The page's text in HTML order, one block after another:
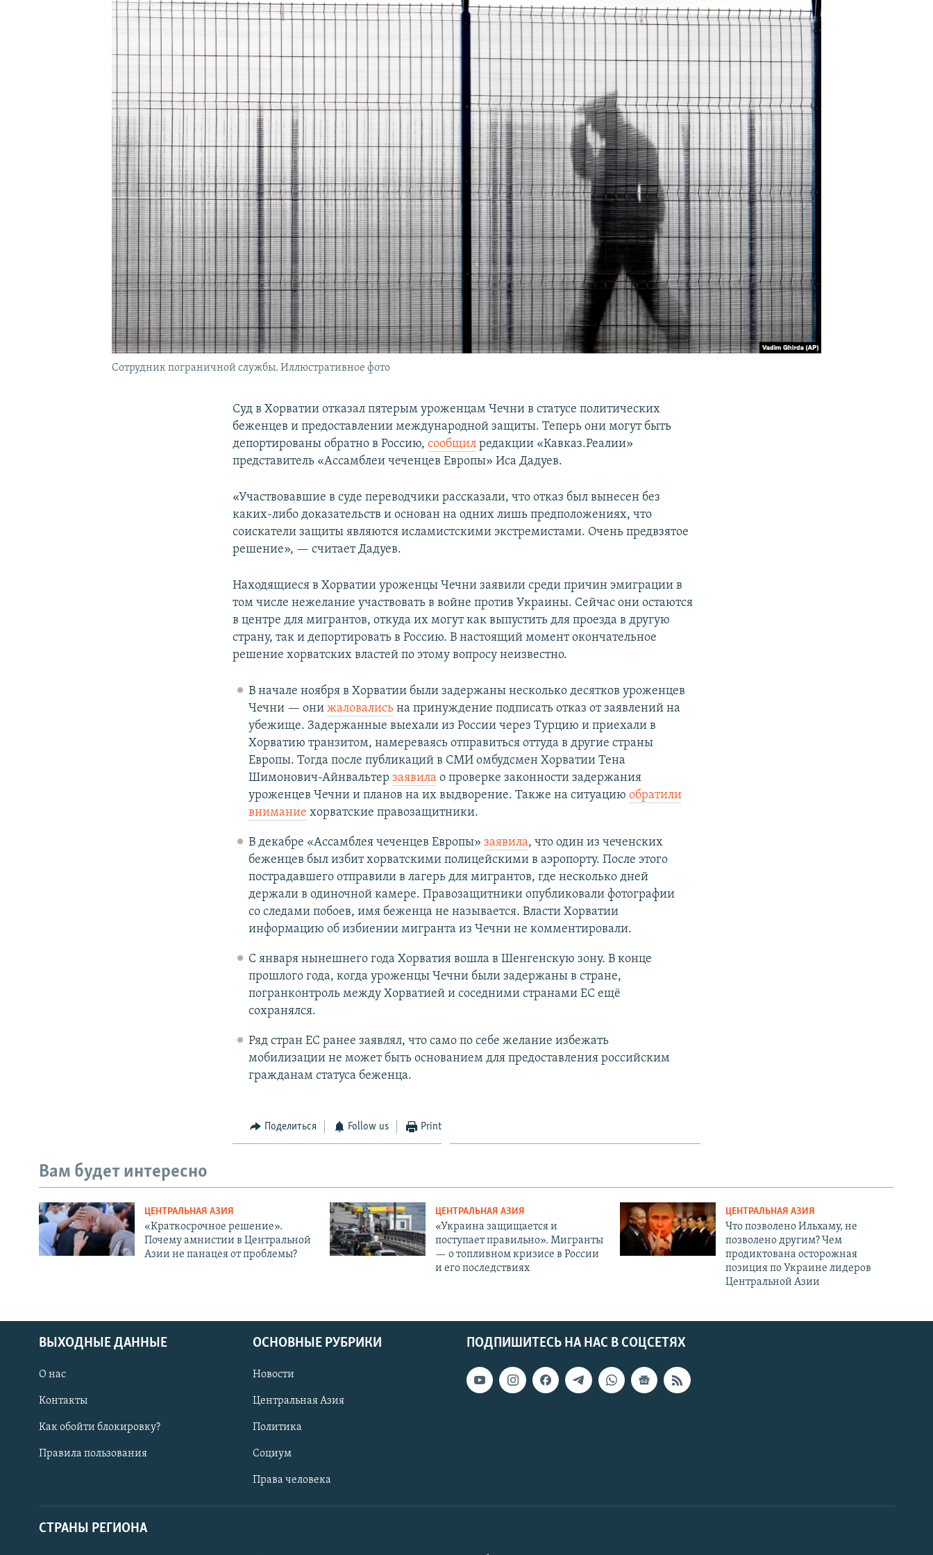
Сотрудник пограничной службы. Иллюстративное фото
Суд в Хорватии отказал пятерым уроженцам Чечни в статусе политических
беженцев и предоставлении международной защиты. Теперь они могут быть
депортированы обратно в Россию,сообщил редакции «Кавказ.Реалии»
представитель «Ассамблеи чеченцев Европы» Иса Дадуев.
«Участвовавшие в суде переводчики рассказали, что отказ был вынесен без
каких-либо доказательств и основан на одних лишь предположениях, что
соискатели защиты являются исламистскими экстремистами. Очень предвзятое
решение», — считает Дадуев.
Находящиеся в Хорватии уроженцы Чечни заявили среди причин эмиграции в
том числе нежелание участвовать в войне против Украины. Сейчас они остаются
в центре для мигрантов, откуда их могут как выпустить для проезда в другую
страну, так и депортировать в Россию. В настоящий момент окончательное
решение хорватских властей по этому вопросу неизвестно.
В начале ноября в Хорватии были задержаны несколько десятков уроженцев
Чечни — они жаловалисьна принуждение подписать отказ от заявлений на
убежище. Задержанные выехали из России через Турцию и приехали в
Хорватию транзитом, намереваясь отправиться оттуда в другие страны
Европы. Тогда после публикаций в СМИ омбудсмен Хорватии Тена
Шимонович-Айнвальтер заявила о проверке законности задержания
уроженцев Чечни и планов на их выдворение. Также на ситуацию обратили
внимание хорватские правозащитники.
В декабре «Ассамблея чеченцев Европы» заявила, что один из чеченских
беженцев был избит хорватскими полицейскими в аэропорту. После этого
пострадавшего отправили в лагерь для мигрантов, где несколько дней
держали в одиночной камере. Правозащитники опубликовали фотографии
со следами побоев, имя беженца не называется. Власти Хорватии
информацию об избиении мигранта из Чечни не комментировали.
С января нынешнего года Хорватия вошла в Шенгенскую зону. В конце
прошлого года, когда уроженцы Чечни были задержаны в стране,
погранконтроль между Хорватией и соседними странами ЕС ещё
сохранялся.
Ряд стран ЕС ранее заявлял, что само по себе желание избежать
мобилизации не может быть основанием для предоставления российским
гражданам статуса беженца.
Поделиться Follow us Print
Вам будет интересно
ЦЕНТРАЛЬНАЯ АЗИЯ
«Краткосрочное решение».
Почему амнистии в Центральной
Азии не панацея от проблемы?
ЦЕНТРАЛЬНАЯ АЗИЯ
«Украина защищается и
поступает правильно». Мигранты
— о топливном кризисе в России
и его последствиях
ЦЕНТРАЛЬНАЯ АЗИЯ
Что позволено Ильхаму, не
позволено другим? Чем
продиктована осторожная
позиция по Украине лидеров
Центральной Азии
ПОДПИШИТЕСЬ НА НАС В СОЦСЕТЯХ
ВЫХОДНЫЕ ДАННЫЕ
О нас
Контакты
Как обойти блокировку?
Правила пользования
ОСНОВНЫЕ РУБРИКИ
Новости
Центральная Азия
Политика
Социум
Права человека
СТРАНЫ РЕГИОНА